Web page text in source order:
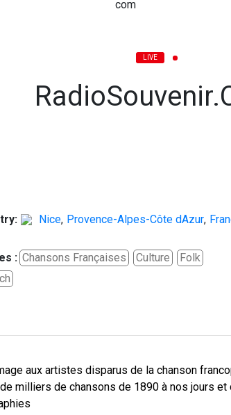
LIVE
Nice, Provence-Alpes-Côte dAzur,
: Chansons Françaises Culture
Folk
aux artistes disparus de la chanson
milliers de chansons de 1890 à nos jours et